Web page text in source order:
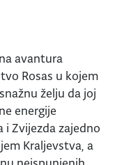
avantura
Rosas u kojem
želju da joj
energije
i Zvijezda zajedno
Kraljevstva, a